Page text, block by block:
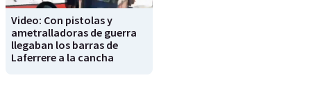
Video: Con pistolas y
ametralladoras de guerra
llegaban los barras de
Laferrere a la cancha